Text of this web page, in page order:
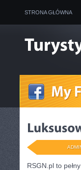
STRONA GŁÓWNA
RSGN.pl to